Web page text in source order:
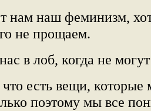
нам наш феминизм,
не прощаем.
в лоб, когда не могут
есть вещи, которые
поэтому мы все